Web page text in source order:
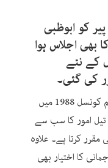
کو ابوظبی
بھی اجلاس ہوا
کے نئے
کی گئی۔
یاد رہے کہ ابوظبی میں پٹرول کی سپریم کونسل 1988 میں
تیل امور کا سب سے
مقرر کرتا ہے۔ علاوہ
کا اختیار بھی